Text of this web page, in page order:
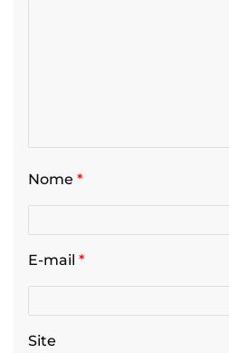
Nome *
E-mail *
Site